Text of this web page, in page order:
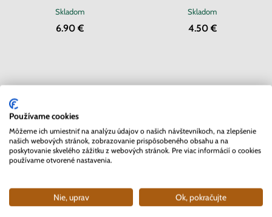
Skladom
6.90 €
Skladom
4.50 €
Používame cookies
Môžeme ich umiestniť na analýzu údajov o našich návštevníkoch, na zlepšenie
našich webových stránok, zobrazovanie prispôsobeného obsahu a na
poskytovanie skvelého zážitku z webových stránok. Pre viac informácií o cookies
používame otvorené nastavenia.
Nie, uprav Ok, pokračujte